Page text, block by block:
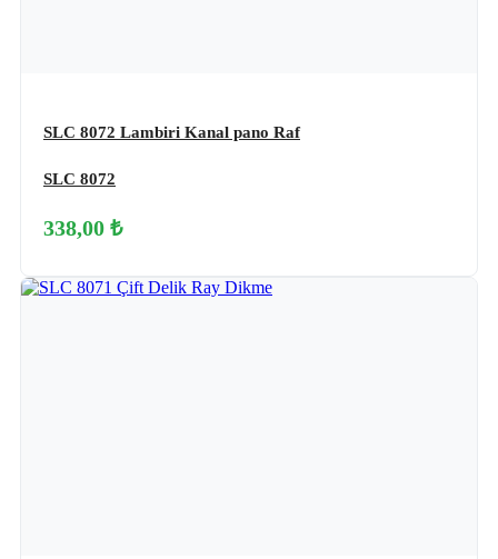
SLC 8072 Lambiri Kanal pano Raf
SLC 8072
338,00 ₺